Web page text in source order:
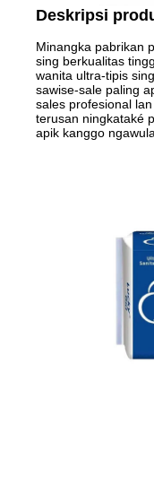
Deskripsi
Minangka pabrikan
sing berkualitas
wanita ultra-tipis
sawise-sale paling
sales profesional
terusan ningkataké
apik kanggo